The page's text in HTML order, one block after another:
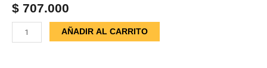
$ 707.000
Campana
ELICA
AÑADIR AL CARRITO